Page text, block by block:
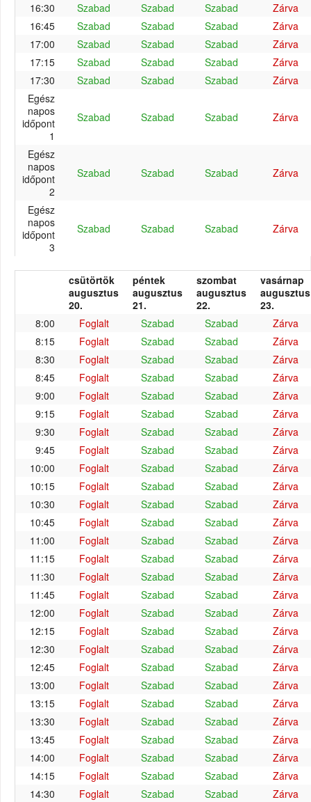
16:30 Szabad Szabad Szabad
Zárva
16:45
Szabad Szabad Szabad
Zárva
17:00
Szabad Szabad Szabad
Zárva
17:15
Szabad Szabad Szabad
Zárva
17:30
Szabad Szabad Szabad
Zárva
Egész
napos
időpont
1
Szabad Szabad Szabad Zárva
Egész
napos
időpont
2
Szabad Szabad Szabad Zárva
Egész
napos
időpont
3
Szabad Szabad Szabad Zárva
csütörtök
augusztus
20.
péntek
augusztus
21.
szombat
augusztus
22.
vasárnap
augusztus
23.
8:00
Foglalt Szabad Szabad
Zárva
8:15
Foglalt Szabad Szabad
Zárva
8:30
Foglalt Szabad Szabad
Zárva
8:45
Foglalt Szabad Szabad
Zárva
9:00
Foglalt Szabad Szabad
Zárva
9:15
Foglalt Szabad Szabad
Zárva
9:30
Foglalt Szabad Szabad
Zárva
9:45
Foglalt Szabad Szabad
Zárva
10:00
Foglalt Szabad Szabad
Zárva
10:15
Foglalt Szabad Szabad
Zárva
10:30
Foglalt Szabad Szabad
Zárva
10:45
Foglalt Szabad Szabad
Zárva
11:00
Foglalt Szabad Szabad
Zárva
11:15
Foglalt Szabad Szabad
Zárva
11:30
Foglalt Szabad Szabad
Zárva
11:45
Foglalt Szabad Szabad
Zárva
12:00
Foglalt Szabad Szabad
Zárva
12:15
Foglalt Szabad Szabad
Zárva
12:30
Foglalt Szabad Szabad
Zárva
12:45
Foglalt Szabad Szabad
Zárva
13:00
Foglalt Szabad Szabad
Zárva
13:15
Foglalt Szabad Szabad
Zárva
13:30
Foglalt Szabad Szabad
Zárva
13:45
Foglalt Szabad Szabad
Zárva
14:00
Foglalt Szabad Szabad
Zárva
14:15
Foglalt Szabad Szabad
Zárva
14:30
Foglalt Szabad Szabad
Zárva